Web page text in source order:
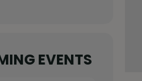
EVENTS